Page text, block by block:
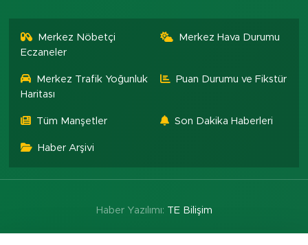
Merkez Nöbetçi
Eczaneler
Merkez Hava Durumu
Merkez Trafik Yoğunluk
Haritası
Puan Durumu ve Fikstür
Tüm Manşetler Son Dakika Haberleri
Haber Arşivi
Haber Yazılımı: TE Bilişim